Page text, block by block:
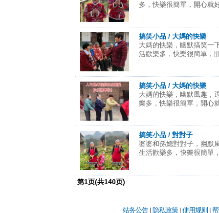
多，快樂很簡單，開心就
搞笑小品 / 大媽的快樂
大媽的快樂，幽默搞笑一
活歡樂多，快樂很簡單，
搞笑小品 / 大媽的快樂
大媽的快樂，幽默風趣，
樂多，快樂很簡單，開心
搞笑小品 / 對對子
婆婆和孫媳對對子，幽默
生活歡樂多，快樂很簡單
第1页(共140页)
站务公告| 隐私政策|使用规则 |